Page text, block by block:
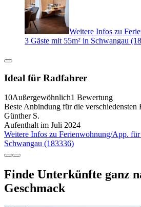
Weitere Infos zu
3 Gäste mit 55m² in Schwangau
Ideal für Radfahrer
10Außergewöhnlich1 Bewertung
Beste Anbindung für die verschiedensten
Günther S.
Aufenthalt im Juli 2024
Weitere Infos zu Ferienwohnung/App. für
Schwangau (183336)
Finde Unterkünfte ganz
Geschmack